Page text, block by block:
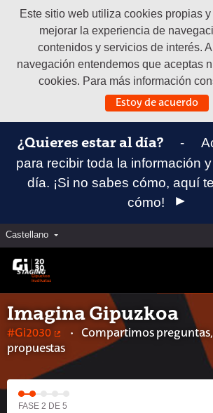
Este sitio web utiliza cookies propias
mejorar la experiencia de
contenidos y servicios de interés.
navegación entendemos que aceptas
cookies. Para más información
Estoy de acuerdo
¿Quieres estar al día? -
para recibir toda la información
día. ¡Si no sabes cómo, aquí
cómo!
Castellano Elegir el idioma
Imagina Gipuzkoa
#Gi2030
(Enlace externo)
Compartimos preguntas,
propuestas
FASE 2 DE 5